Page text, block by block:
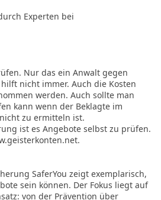
Experten bei
Nur das ein Anwalt gegen
nicht immer. Auch die Kosten
werden. Auch sollte man
kann wenn der Beklagte im
zu ermitteln ist.
ist es Angebote selbst zu prüfen.
SaferYou zeigt exemplarisch,
sein können. Der Fokus liegt auf
von der Prävention über